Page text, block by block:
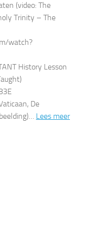
(video: The
Trinity – The
watch?
History Lesson
De
Lees meer